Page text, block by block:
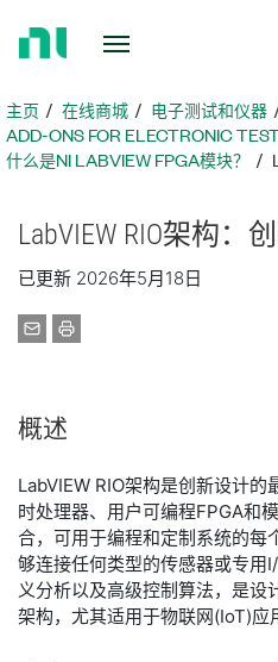
页主页 在线商城
电子测试和仪器
ADD-ONS FOR ELECTRONIC
什么是NI LABVIEW FPGA模块？
LabVIEW RIO架构：
已更新 2026年5月18日
概述
LabVIEW RIO架构是创新设计
时处理器、用户可编程FPGA和
合，可用于编程和定制系统的每
够连接任何类型的传感器或专用
义分析以及高级控制算法，是设
架构，尤其适用于物联网(IoT)应